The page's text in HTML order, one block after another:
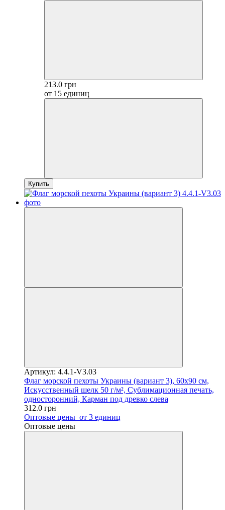
213.0 грн
от 15 единиц
Купить
Артикул: 4.4.1-V3.03
Флаг морской пехоты Украины (вариант 3), 60х90 см,
Искусственный шелк 50 г/м², Сублимационная печать,
односторонний, Карман под древко слева
312.0 грн
Оптовые цены от 3 единиц
Оптовые цены